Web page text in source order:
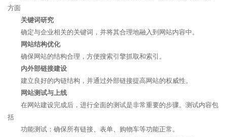
方面
关键词研究
确定与企业相关的关键词，并将其合理地融入到网站内容中。
网站结构优化
确保网站的结构合理，方便搜索引擎抓取和索引。
内外部链接建设
建立良好的内链结构，并通过外部链接提高网站的权威性。
网站测试与上线
在网站建设完成后，进行全面的测试是非常重要的步骤。测试内容包
括
功能测试：确保所有链接、表单、购物车等功能正常。